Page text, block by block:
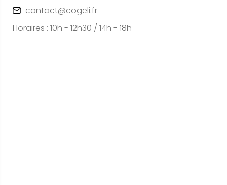
contact@cogeli.fr
Horaires : 10h - 12h30 / 14h - 18h